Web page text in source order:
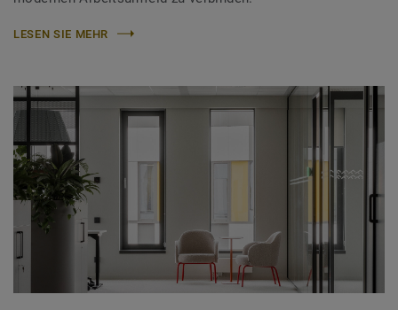
LESEN SIE MEHR